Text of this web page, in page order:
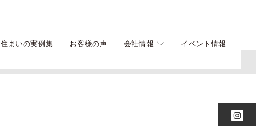
住まいの実例集 お客様の声 会社情報 イベント情報